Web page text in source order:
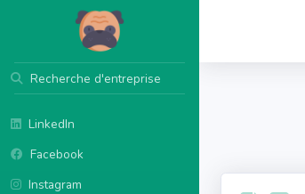
Recherche d'entreprise
LinkedIn
Facebook
Instagram